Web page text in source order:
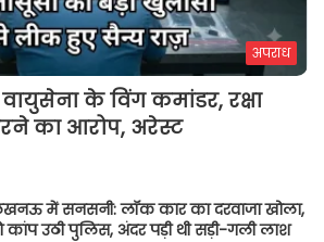
अपराध
के विंग कमांडर, रक्षा
का आरोप, अरेस्ट
में सनसनी: लॉक कार का दरवाजा खोला,
कांप उठी पुलिस, अंदर पड़ी थी सड़ी-गली लाश